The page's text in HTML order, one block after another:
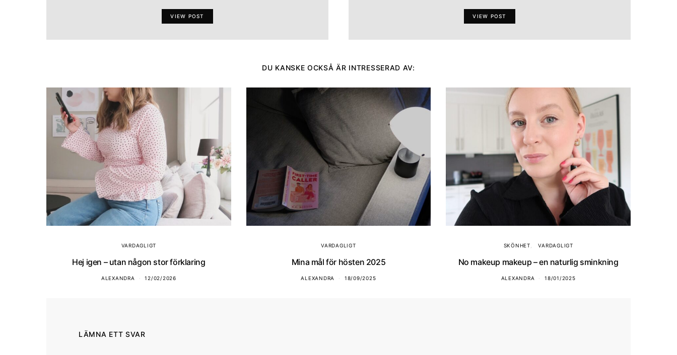
VIEW POST VIEW POST
DU KANSKE OCKSÅ ÄR INTRESSERAD AV:
VARDAGLIGT
Hej igen – utan någon stor förklaring
ALEXANDRA 12/02/2026
VARDAGLIGT
Mina mål för hösten 2025
ALEXANDRA 18/09/2025
SKÖNHET VARDAGLIGT
No makeup makeup – en naturlig sminkning
ALEXANDRA 18/01/2025
LÄMNA ETT SVAR